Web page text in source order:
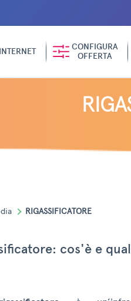
INTERNET
CONFIGURA
OFFERTA
RIGASSIFICATORE
cos'è e